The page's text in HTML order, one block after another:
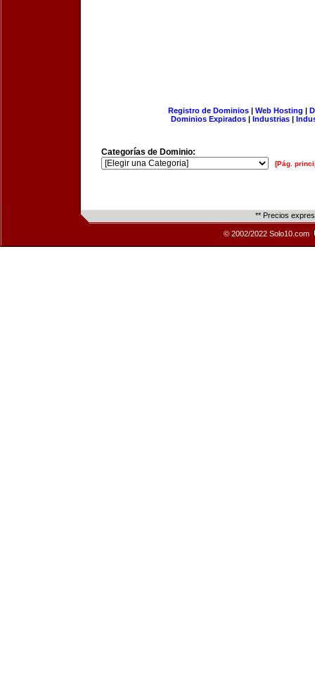
Registro de Dominios| Web Hosting |
Dominios Expirados | Industrias |
Categorías de Dominio:
[Pág.
** Precios
© 2002/2022 Solo10.com